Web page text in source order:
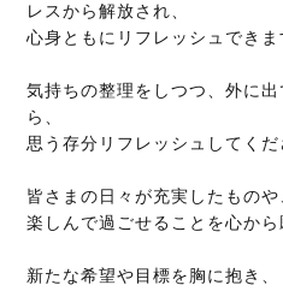
レスから解放され、
心身ともにリフレッシュできま
気持ちの整理をしつつ、外に
ら、
思う存分リフレッシュしてくだ
皆さまの日々が充実したもの
楽しんで過ごせることを心から
新たな希望や目標を胸に抱き、